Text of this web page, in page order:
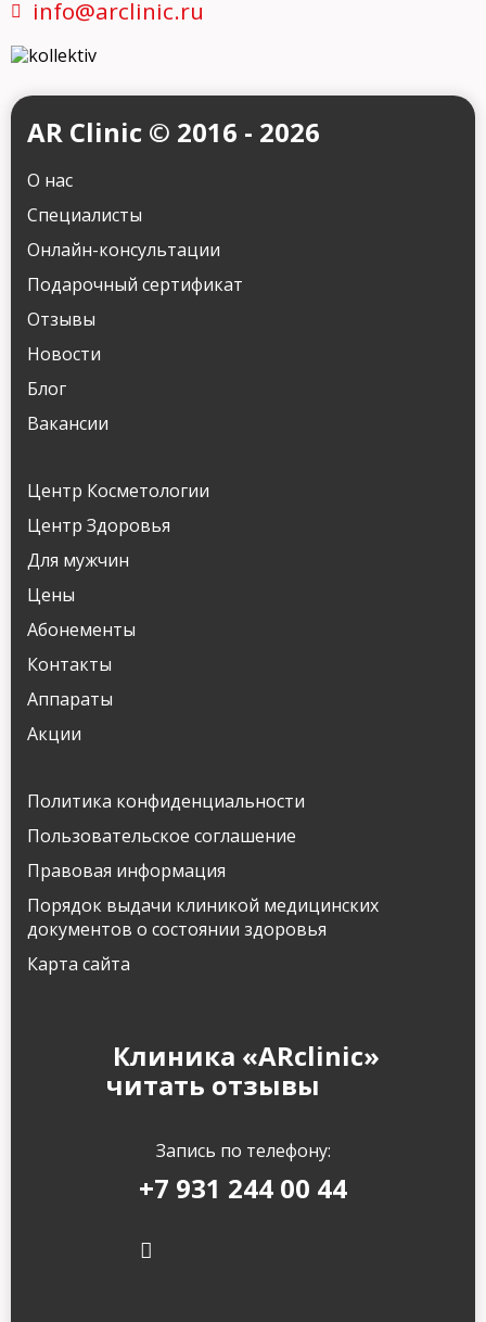
info@arclinic.ru
AR Clinic © 2016 - 2026
О нас
Специалисты
Онлайн-консультации
Подарочный сертификат
Отзывы
Новости
Блог
Вакансии
Центр Косметологии
Центр Здоровья
Для мужчин
Цены
Абонементы
Контакты
Аппараты
Акции
Политика конфиденциальности
Пользовательское соглашение
Правовая информация
Порядок выдачи клиникой медицинских
документов о состоянии здоровья
Карта сайта
Клиника «ARclinic»
читать отзывы
Запись по телефону:
+7 931 244 00 44